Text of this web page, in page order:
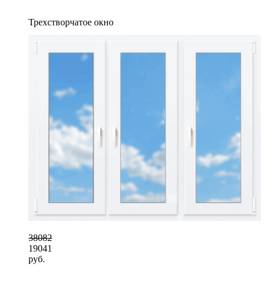
Трехстворчатое окно
38082
19041
руб.